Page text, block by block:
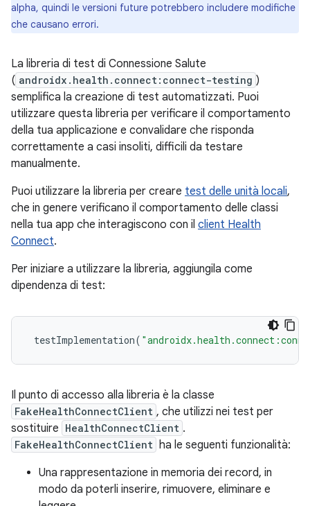
alpha, quindi le versioni future potrebbero includere modifiche
che causano errori.
La libreria di test di Connessione Salute
( androidx.health.connect:connect-testing )
semplifica la creazione di test automatizzati. Puoi
utilizzare questa libreria per verificare il comportamento
della tua applicazione e convalidare che risponda
correttamente a casi insoliti, difficili da testare
manualmente.
Puoi utilizzare la libreria per creare test delle unità locali,
che in genere verificano il comportamento delle classi
nella tua app che interagiscono con il client Health
Connect.
Per iniziare a utilizzare la libreria, aggiungila come
dipendenza di test:
testImplementation(
Il punto di accesso alla libreria è la classe
FakeHealthConnectClient , che utilizzi nei test per
sostituire HealthConnectClient .
FakeHealthConnectClient ha le seguenti funzionalità:
Una rappresentazione in memoria dei record, in
modo da poterli inserire, rimuovere, eliminare e